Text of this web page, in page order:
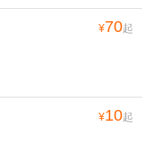
¥70起
¥10起